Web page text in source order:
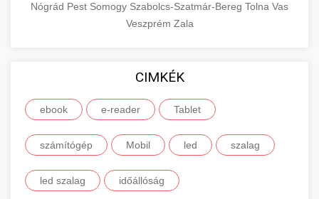
Nógrád Pest Somogy Szabolcs-Szatmár-Bereg Tolna Vas
Veszprém Zala
CIMKÉK
ebook e-reader Tablet
számítógép Mobil led szalag
led szalag időállóság